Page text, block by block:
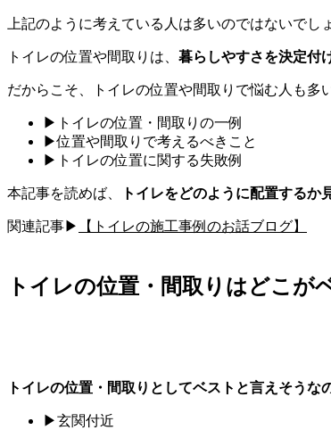
上記のように考えている人は多いのではないでし
トイレの位置や間取りは、 暮らしやすさを決定付
だからこそ、トイレの位置や間取りで悩む人も多
▶︎トイレの位置・間取りの一例
▶︎位置や間取りで考えるべきこと
▶︎トイレの位置に関する失敗例
本記事を読めば、 トイレをどのように配置するか
関連記事▶︎ 【トイレの施工事例のお話ブログ】
トイレの位置・間取りはどこが
トイレの位置・間取りとしてベストと言えそうな
▶︎玄関付近